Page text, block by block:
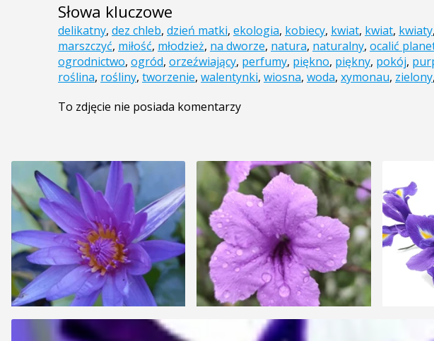
Słowa kluczowe
delikatny, dez chleb, dzień matki, ekologia, kobiecy, kwiat, kwiat, kwiaty,
marszczyć, miłość, młodzież, na dworze, natura, naturalny, ocalić
ogrodnictwo, ogród, orzeźwiający, perfumy, piękno, piękny, pokój,
roślina, rośliny, tworzenie, walentynki, wiosna, woda, xymonau, zielony,
To zdjęcie nie posiada komentarzy